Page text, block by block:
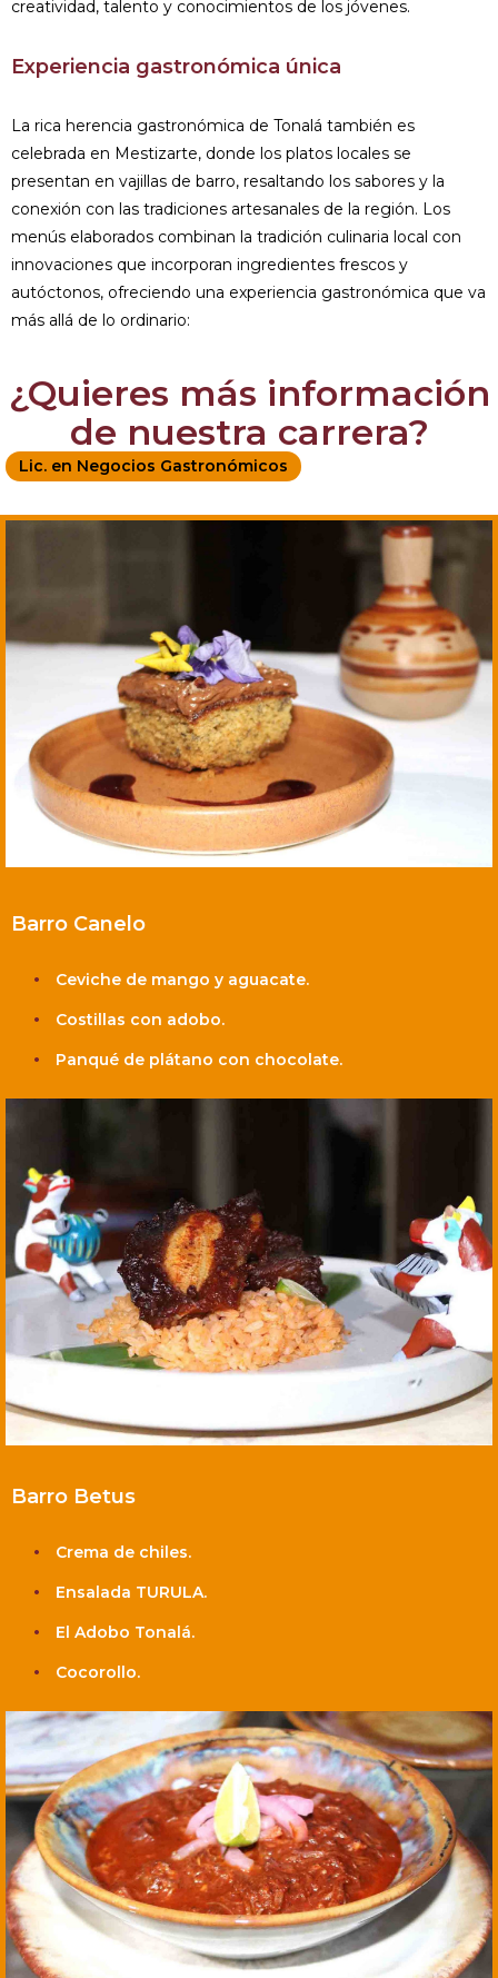
creatividad, talento y conocimientos de los jóvenes.
Experiencia gastronómica única
La rica herencia gastronómica de Tonalá también es
celebrada en Mestizarte, donde los platos locales se
presentan en vajillas de barro, resaltando los sabores y la
conexión con las tradiciones artesanales de la región. Los
menús elaborados combinan la tradición culinaria local con
innovaciones que incorporan ingredientes frescos y
autóctonos, ofreciendo una experiencia gastronómica que va
más allá de lo ordinario:
¿Quieres más información
de nuestra carrera?
Lic. en Negocios Gastronómicos
Barro Canelo
Ceviche de mango y aguacate.
Costillas con adobo.
Panqué de plátano con chocolate.
Barro Betus
Crema de chiles.
Ensalada TURULA.
El Adobo Tonalá.
Cocorollo.